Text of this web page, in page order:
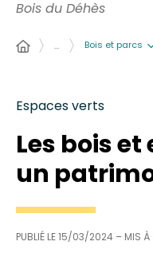
Espaces verts
Les bois et
un
PUBLIÉ LE15/03/2024 – MIS À
… Bois et parcs
Bois du Déhès